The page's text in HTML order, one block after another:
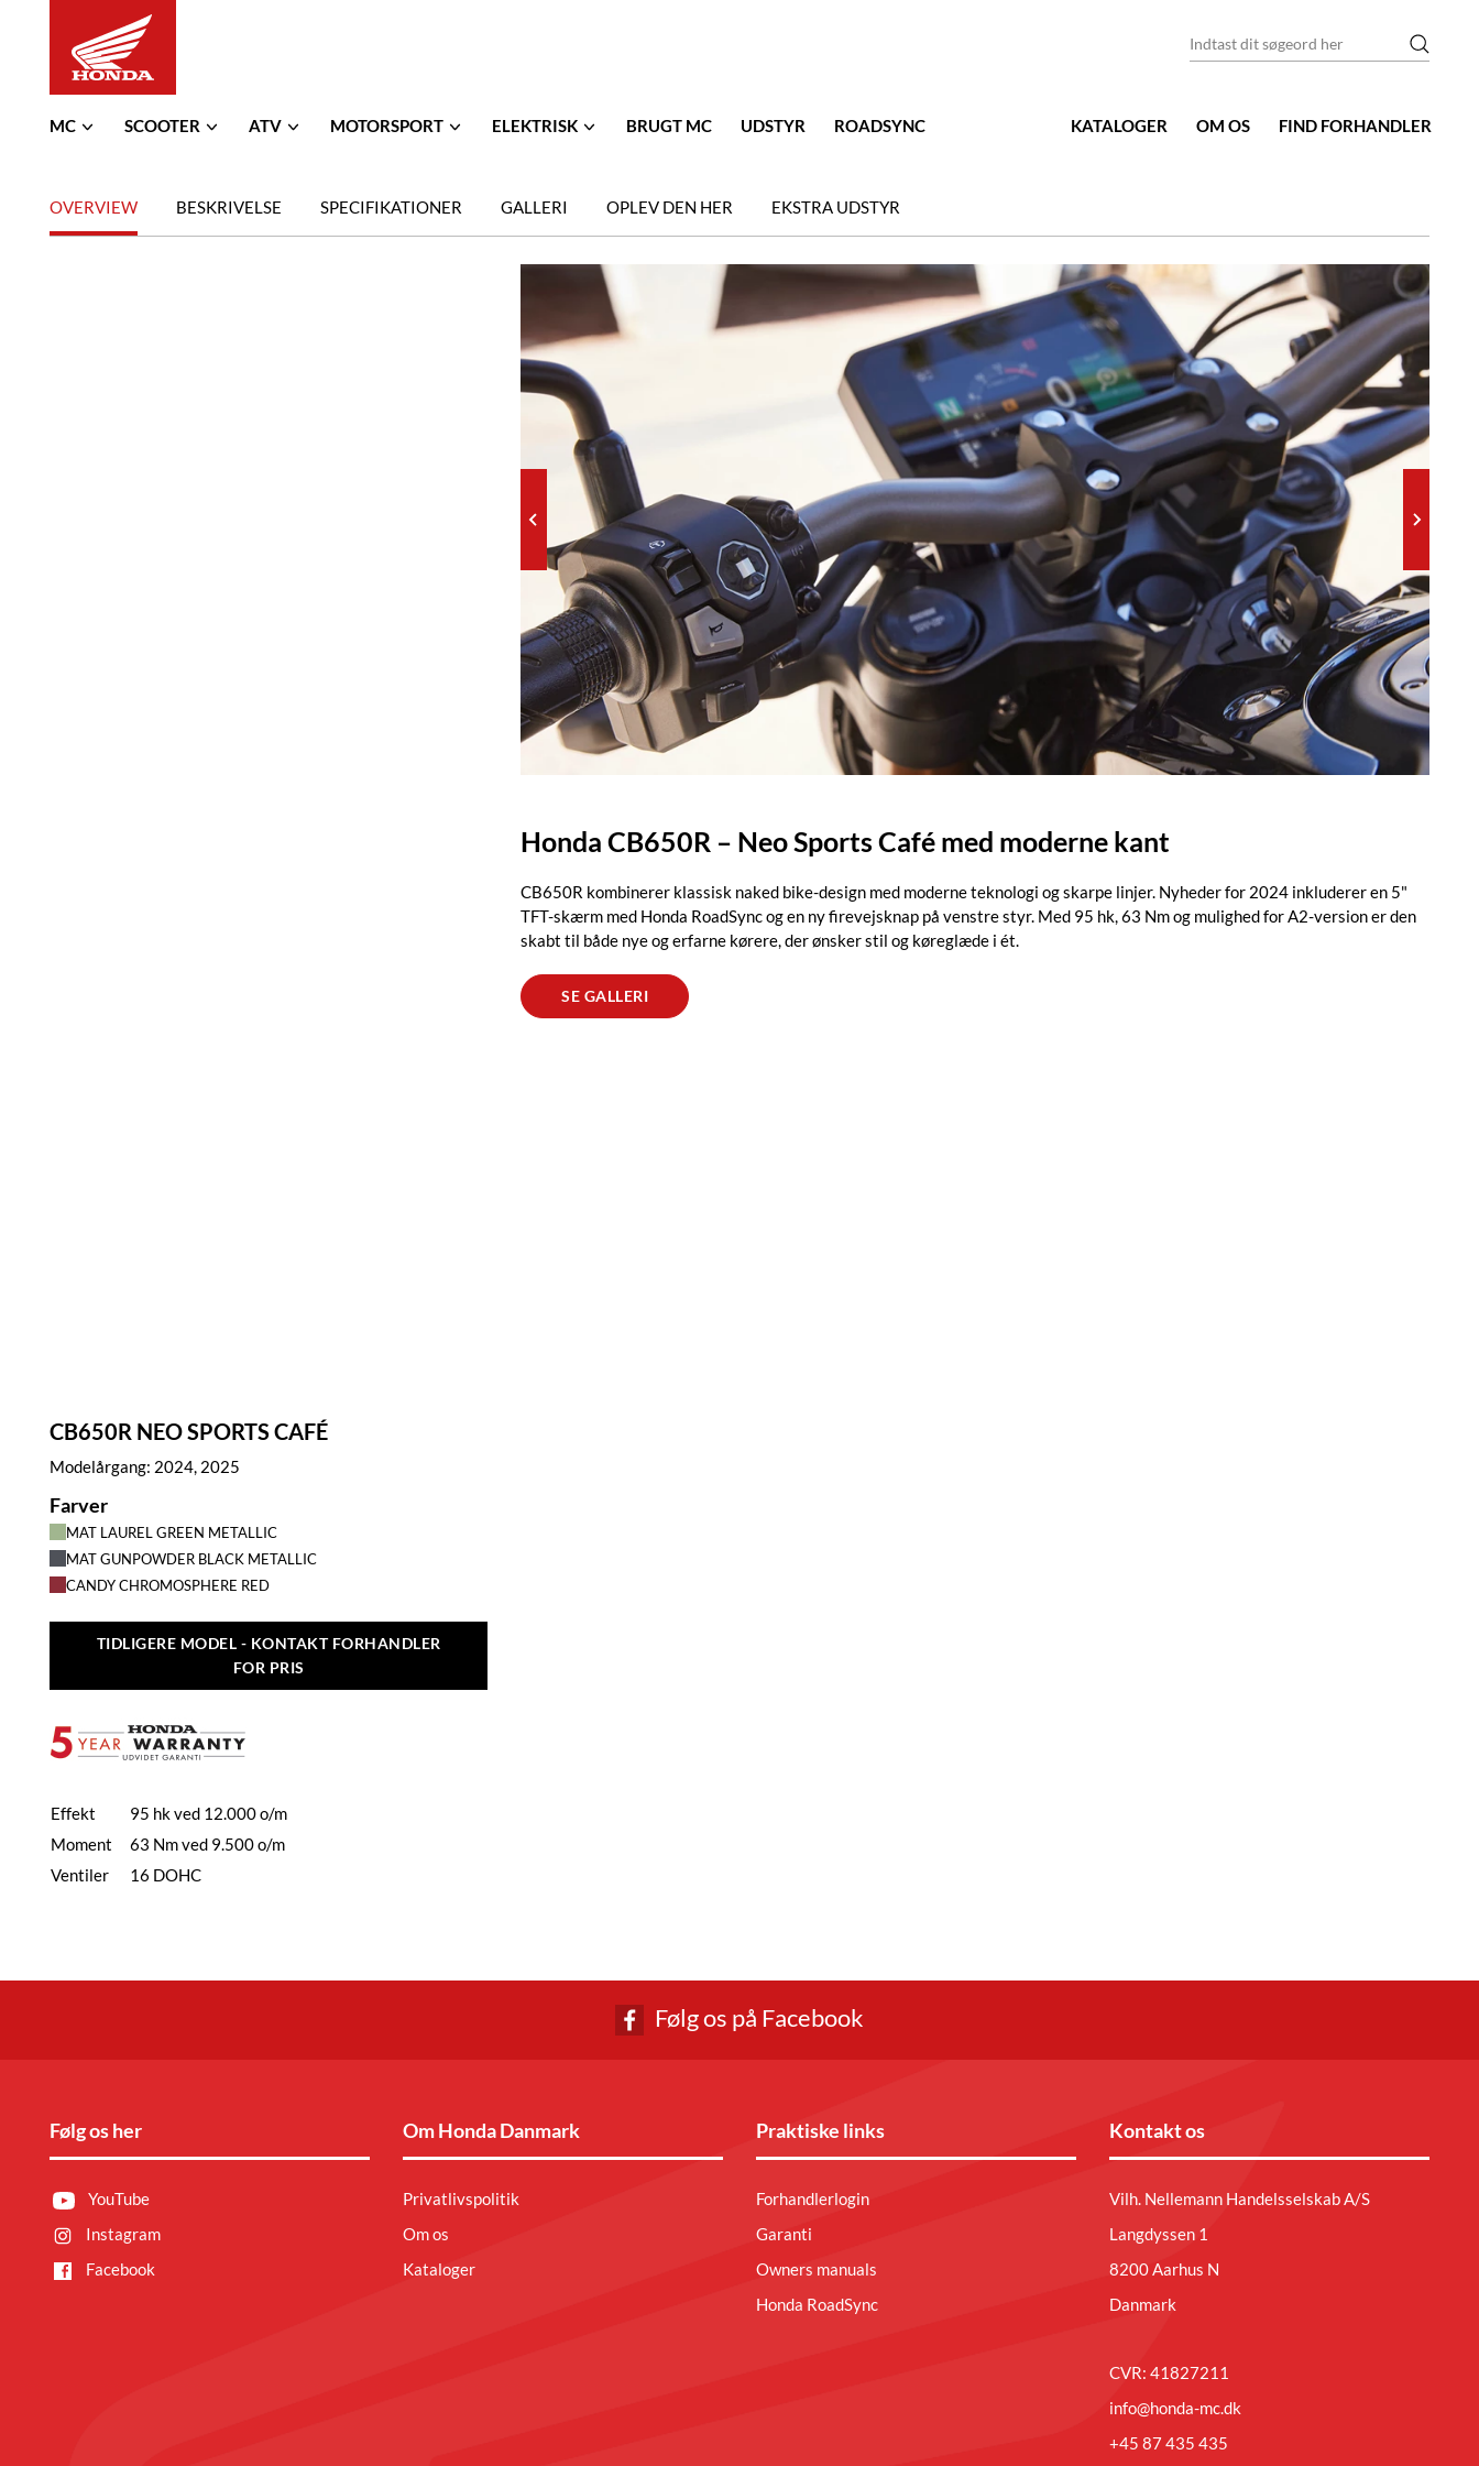
MC SCOOTER ATV MOTORSPORT ELEKTRISK BRUGT MC UDSTYR ROADSYNC KATALOGER OM OS FIND FORHANDLER
OVERVIEW BESKRIVELSE SPECIFIKATIONER GALLERI OPLEV DEN HER EKSTRA UDSTYR
Honda CB650R – Neo Sports Café med moderne kant
CB650R kombinerer klassisk naked bike-design med moderne teknologi og skarpe linjer. Nyheder for 2024 inkluderer en 5"
TFT-skærm med Honda RoadSync og en ny firevejsknap på venstre styr. Med 95 hk, 63 Nm og mulighed for A2-version er den
skabt til både nye og erfarne kørere, der ønsker stil og køreglæde i ét.
SE GALLERI
CB650R NEO SPORTS CAFÉ
Modelårgang: 2024, 2025
Farver
MAT LAUREL GREEN METALLIC
MAT GUNPOWDER BLACK METALLIC
CANDY CHROMOSPHERE RED
TIDLIGERE MODEL - KONTAKT FORHANDLER
FOR PRIS
Effekt
95 hk ved 12.000 o/m
Moment
63 Nm ved 9.500 o/m
Ventiler
16 DOHC
Følg os på Facebook
Følg os her
YouTube
Instagram
Facebook
Om Honda Danmark
Privatlivspolitik
Om os
Kataloger
Praktiske links
Forhandlerlogin
Garanti
Owners manuals
Honda RoadSync
Kontakt os
Vilh. Nellemann Handelsselskab A/S
Langdyssen 1
8200 Aarhus N
Danmark
CVR: 41827211
info@honda-mc.dk
+45 87 435 435